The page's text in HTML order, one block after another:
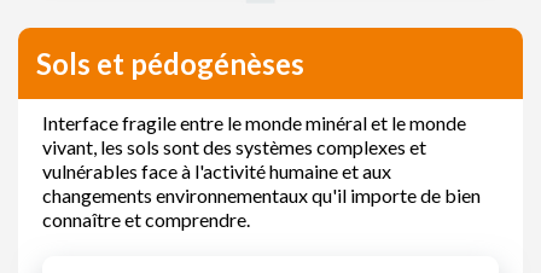
Sols et pédogénèses
Interface fragile entre le monde minéral et le monde
vivant, les sols sont des systèmes complexes et
vulnérables face à l'activité humaine et aux
changements environnementaux qu'il importe de bien
connaître et comprendre.